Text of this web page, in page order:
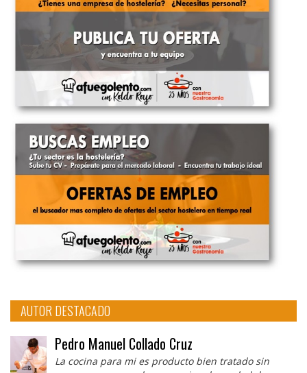
AUTOR DESTACADO
Pedro Manuel Collado Cruz
La cocina para mi es producto bien tratado sin